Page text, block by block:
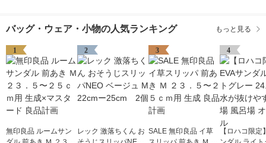
バッグ・ウェア・小物の人気ランキング もっと見る
1
無印良品 ルームサン
2
レック 激落ちくん お
3
SALE 無印良品 イ草
4
【ロハコ限定